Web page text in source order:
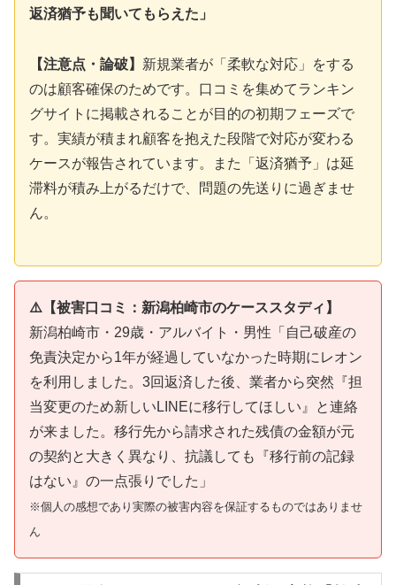
返済猶予も聞いてもらえた」
【注意点・論破】 新規業者が「柔軟な対応」をする
のは顧客確保のためです。口コミを集めてランキン
グサイトに掲載されることが目的の初期フェーズで
す。実績が積まれ顧客を抱えた段階で対応が変わる
ケースが報告されています。また「返済猶予」は延
滞料が積み上がるだけで、問題の先送りに過ぎませ
ん。
⚠️【被害口コミ：新潟柏崎市のケーススタディ】
新潟柏崎市・29歳・アルバイト・男性「自己破産の
免責決定から1年が経過していなかった時期にレオン
を利用しました。3回返済した後、業者から突然『担
当変更のため新しいLINEに移行してほしい』と連絡
が来ました。移行先から請求された残債の金額が元
の契約と大きく異なり、抗議しても『移行前の記録
はない』の一点張りでした」
※個人の感想であり実際の被害内容を保証するものではありませ
ん